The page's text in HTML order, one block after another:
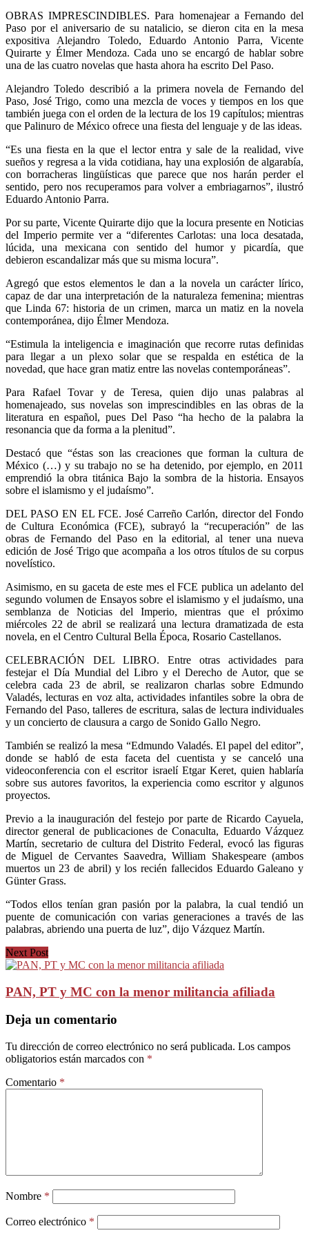
OBRAS IMPRESCINDIBLES. Para homenajear a Fernando del
Paso por el aniversario de su natalicio, se dieron cita en la mesa
expositiva Alejandro Toledo, Eduardo Antonio Parra, Vicente
Quirarte y Élmer Mendoza. Cada uno se encargó de hablar sobre
una de las cuatro novelas que hasta ahora ha escrito Del Paso.
Alejandro Toledo describió a la primera novela de Fernando del
Paso, José Trigo, como una mezcla de voces y tiempos en los que
también juega con el orden de la lectura de los 19 capítulos; mientras
que Palinuro de México ofrece una fiesta del lenguaje y de las ideas.
“Es una fiesta en la que el lector entra y sale de la realidad, vive
sueños y regresa a la vida cotidiana, hay una explosión de algarabía,
con borracheras lingüísticas que parece que nos harán perder el
sentido, pero nos recuperamos para volver a embriagarnos”, ilustró
Eduardo Antonio Parra.
Por su parte, Vicente Quirarte dijo que la locura presente en Noticias
del Imperio permite ver a “diferentes Carlotas: una loca desatada,
lúcida, una mexicana con sentido del humor y picardía, que
debieron escandalizar más que su misma locura”.
Agregó que estos elementos le dan a la novela un carácter lírico,
capaz de dar una interpretación de la naturaleza femenina; mientras
que Linda 67: historia de un crimen, marca un matiz en la novela
contemporánea, dijo Élmer Mendoza.
“Estimula la inteligencia e imaginación que recorre rutas definidas
para llegar a un plexo solar que se respalda en estética de la
novedad, que hace gran matiz entre las novelas contemporáneas”.
Para Rafael Tovar y de Teresa, quien dijo unas palabras al
homenajeado, sus novelas son imprescindibles en las obras de la
literatura en español, pues Del Paso “ha hecho de la palabra la
resonancia que da forma a la plenitud”.
Destacó que “éstas son las creaciones que forman la cultura de
México (…) y su trabajo no se ha detenido, por ejemplo, en 2011
emprendió la obra titánica Bajo la sombra de la historia. Ensayos
sobre el islamismo y el judaísmo”.
DEL PASO EN EL FCE. José Carreño Carlón, director del Fondo
de Cultura Económica (FCE), subrayó la “recuperación” de las
obras de Fernando del Paso en la editorial, al tener una nueva
edición de José Trigo que acompaña a los otros títulos de su corpus
novelístico.
Asimismo, en su gaceta de este mes el FCE publica un adelanto del
segundo volumen de Ensayos sobre el islamismo y el judaísmo, una
semblanza de Noticias del Imperio, mientras que el próximo
miércoles 22 de abril se realizará una lectura dramatizada de esta
novela, en el Centro Cultural Bella Época, Rosario Castellanos.
CELEBRACIÓN DEL LIBRO. Entre otras actividades para
festejar el Día Mundial del Libro y el Derecho de Autor, que se
celebra cada 23 de abril, se realizaron charlas sobre Edmundo
Valadés, lecturas en voz alta, actividades infantiles sobre la obra de
Fernando del Paso, talleres de escritura, salas de lectura individuales
y un concierto de clausura a cargo de Sonido Gallo Negro.
También se realizó la mesa “Edmundo Valadés. El papel del editor”,
donde se habló de esta faceta del cuentista y se canceló una
videoconferencia con el escritor israelí Etgar Keret, quien hablaría
sobre sus autores favoritos, la experiencia como escritor y algunos
proyectos.
Previo a la inauguración del festejo por parte de Ricardo Cayuela,
director general de publicaciones de Conaculta, Eduardo Vázquez
Martín, secretario de cultura del Distrito Federal, evocó las figuras
de Miguel de Cervantes Saavedra, William Shakespeare (ambos
muertos un 23 de abril) y los recién fallecidos Eduardo Galeano y
Günter Grass.
“Todos ellos tenían gran pasión por la palabra, la cual tendió un
puente de comunicación con varias generaciones a través de las
palabras, abriendo una puerta de luz”, dijo Vázquez Martín.
Next Post
PAN, PT y MC con la menor militancia afiliada
Deja un comentario
Tu dirección de correo electrónico no será publicada. Los campos
obligatorios están marcados con *
Comentario *
Nombre *
Correo electrónico *